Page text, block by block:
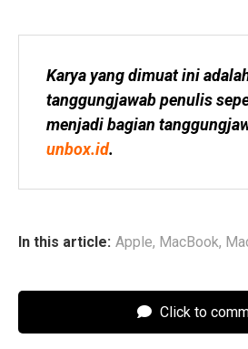
Karya yang dimuat ini
tanggungjawab penulis
unbox.id.
In this article: Apple, MacBook,
Click to